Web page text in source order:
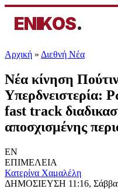
ENIKOS.
Αρχική » Διεθνή Νέα
Νέα κίνηση
Υπερδνειστερία:
fast track
αποσχισμένης
EN
ΕΠΙΜΕΛΕΙΑ
Κατερίνα Χαμαλέλη
ΔΗΜΟΣΙΕΥΣΗ 11:16,